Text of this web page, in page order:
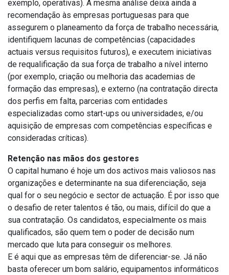
exemplo, operativas). A mesma análise deixa ainda a
recomendação às empresas portuguesas para que
assegurem o planeamento da força de trabalho necessária,
identifiquem lacunas de competências (capacidades
actuais versus requisitos futuros), e executem iniciativas
de requalificação da sua força de trabalho a nível interno
(por exemplo, criação ou melhoria das academias de
formação das empresas), e externo (na contratação directa
dos perfis em falta, parcerias com entidades
especializadas como start-ups ou universidades, e/ou
aquisição de empresas com competências específicas e
consideradas críticas).
Retenção nas mãos dos gestores
O capital humano é hoje um dos activos mais valiosos nas
organizações e determinante na sua diferenciação, seja
qual for o seu negócio e sector de actuação. É por isso que
o desafio de reter talentos é tão, ou mais, difícil do que a
sua contratação. Os candidatos, especialmente os mais
qualificados, são quem tem o poder de decisão num
mercado que luta para conseguir os melhores.
E é aqui que as empresas têm de diferenciar-se. Já não
basta oferecer um bom salário, equipamentos informáticos